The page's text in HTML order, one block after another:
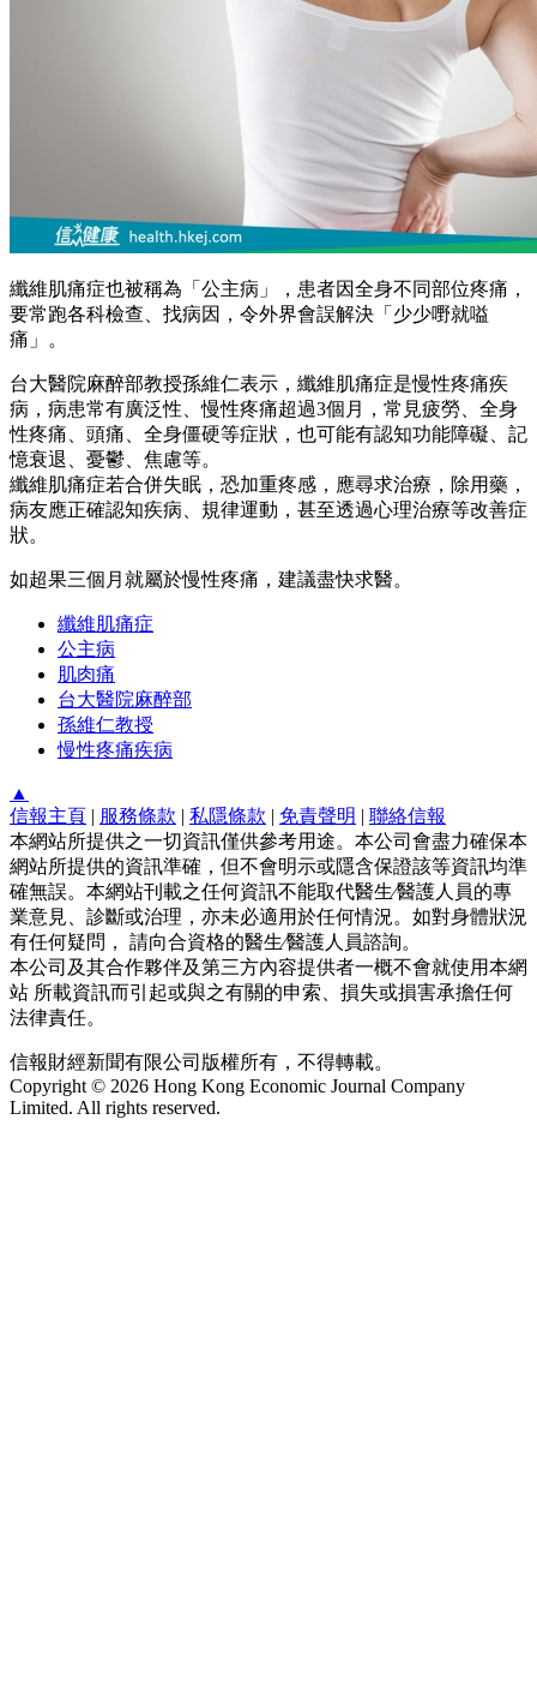
纖維肌痛症也被稱為「公主病」，患者因全身不同部位疼痛，
要常跑各科檢查、找病因，令外界會誤解決「少少嘢就嗌
痛」。
台大醫院麻醉部教授孫維仁表示，纖維肌痛症是慢性疼痛疾
病，病患常有廣泛性、慢性疼痛超過3個月，常見疲勞、全身
性疼痛、頭痛、全身僵硬等症狀，也可能有認知功能障礙、記
憶衰退、憂鬱、焦慮等。
纖維肌痛症若合併失眠，恐加重疼感，應尋求治療，除用藥，
病友應正確認知疾病、規律運動，甚至透過心理治療等改善症
狀。
如超果三個月就屬於慢性疼痛，建議盡快求醫。
纖維肌痛症
公主病
肌肉痛
台大醫院麻醉部
孫維仁教授
慢性疼痛疾病
▲
信報主頁 | 服務條款 | 私隱條款 | 免責聲明 | 聯絡信報
本網站所提供之一切資訊僅供參考用途。本公司會盡力確保本
網站所提供的資訊準確，但不會明示或隱含保證該等資訊均準
確無誤。本網站刊載之任何資訊不能取代醫生∕醫護人員的專
業意見、診斷或治理，亦未必適用於任何情況。如對身體狀況
有任何疑問， 請向合資格的醫生∕醫護人員諮詢。
本公司及其合作夥伴及第三方內容提供者一概不會就使用本網
站 所載資訊而引起或與之有關的申索、損失或損害承擔任何
法律責任。
信報財經新聞有限公司版權所有，不得轉載。
Copyright © 2026 Hong Kong Economic Journal Company
Limited. All rights reserved.